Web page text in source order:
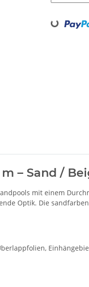
Loading...
– Sand /
mit einem
Optik. Die